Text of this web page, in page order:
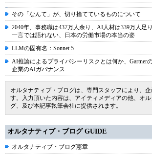
その「なんて」が、切り捨てているものについて
2040年、事務職は437万人余り、AI人材は339万人足
一言では語れない、日本の労働市場の本当の姿
LLMの固有名：Sonnet 5
AI推論によるプライバシーリスクとは何か、Gartner
企業のAIガバナンス
オルタナティブ・ブログは、専門スタッフにより、
す。入力頂いた内容は、アイティメディアの他、オ
グ、及び本記事執筆会社に提供されます。
オルタナティブ・ブログ GUIDE
オルタナティブ・ブログ憲章